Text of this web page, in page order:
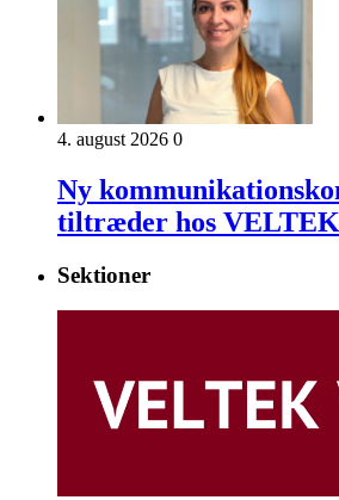
4. august 2026 0
Ny
tiltræder hos VELTEK
Sektioner